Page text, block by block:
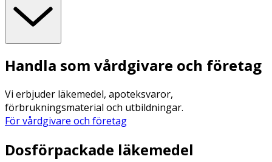
Handla som vårdgivare och företag
Vi erbjuder läkemedel, apoteksvaror,
förbrukningsmaterial och utbildningar.
För vårdgivare och företag
Dosförpackade läkemedel